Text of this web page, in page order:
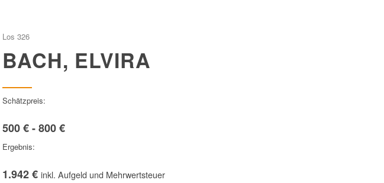
Los 326
BACH, ELVIRA
Schätzpreis:
500 € - 800 €
Ergebnis:
1.942 € inkl. Aufgeld und Mehrwertsteuer